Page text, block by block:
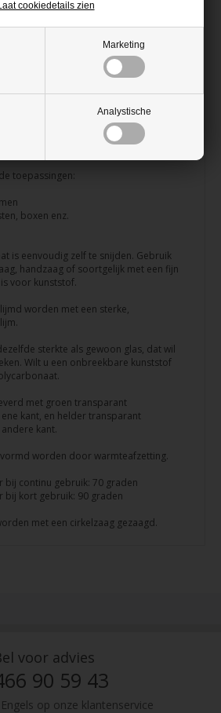
Marketing
Analystische
cookiedetails zien
met een cirkelzaag met fijn tandblad, een
Polycasa
een gewone kunststof plaat, die
kan worden gebruikt, ook bekend als
toepassingen:
boxen enz.
is eenvoudig zelf te snijden. Gebruik
handzaag of soortgelijk met een fijn
voor kunststof.
worden met een sterke,
sterkte als gewoon glas, dat wil
Wilt u een onbreekbare kunststof
met groen transparant
kant, en helder transparant
kant.
worden door warmteafzetting.
bij continu gebruik: 70 graden
bij kort gebruik: 90 graden
met een cirkelzaag gezaagd.
voor advies
90 59 43
op onze klantenservice